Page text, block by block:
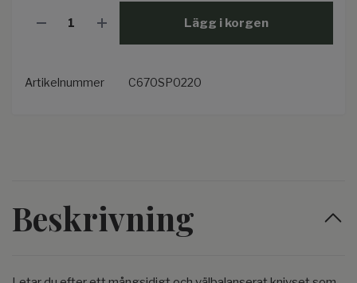
Lägg i korgen
Artikelnummer C670SP0220
Beskrivning